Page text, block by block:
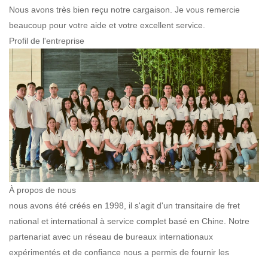
Nous avons très bien reçu notre cargaison. Je vous remercie
beaucoup pour votre aide et votre excellent service.
Profil de l'entreprise
À propos de nous
nous avons été créés en 1998, il s'agit d'un transitaire de fret
national et international à service complet basé en Chine. Notre
partenariat avec un réseau de bureaux internationaux
expérimentés et de confiance nous a permis de fournir les